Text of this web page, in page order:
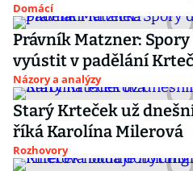
Domácí
Právník Matzner:
vyústit v padělání
Názory a analýzy
Starý Krteček už
říká Karolína Milerová
Rozhovory